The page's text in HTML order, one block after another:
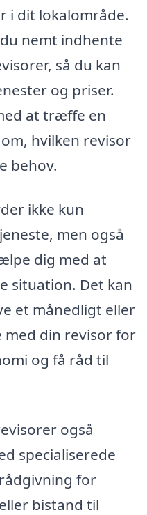
i dit lokalområde.
nemt indhente
så du kan
og priser.
at træffe en
hvilken revisor
behov.
ikke kun
men også
dig med at
situation. Det kan
et månedligt eller
din revisor for
og få råd til
også
specialiserede
for
bistand til